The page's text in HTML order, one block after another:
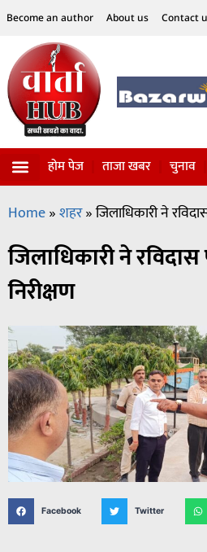
Become an author About us Contact
होम पेज ताजा खबर चुनाव
Home»शहर»जिलाधिकारी ने
जिलाधिकारी ने
निरीक्षण
Facebook Twitter